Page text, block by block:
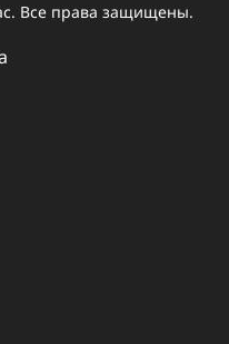
Все права защищены.